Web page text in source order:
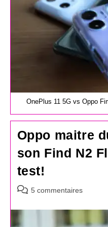
OnePlus 11 5G vs Oppo
Oppo maitre
son Find N2
test!
Commentaires
la
publication :
5 commentaires